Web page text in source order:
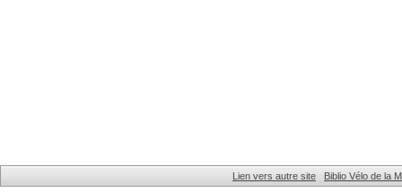
Lien vers autre site Biblio Vélo de la